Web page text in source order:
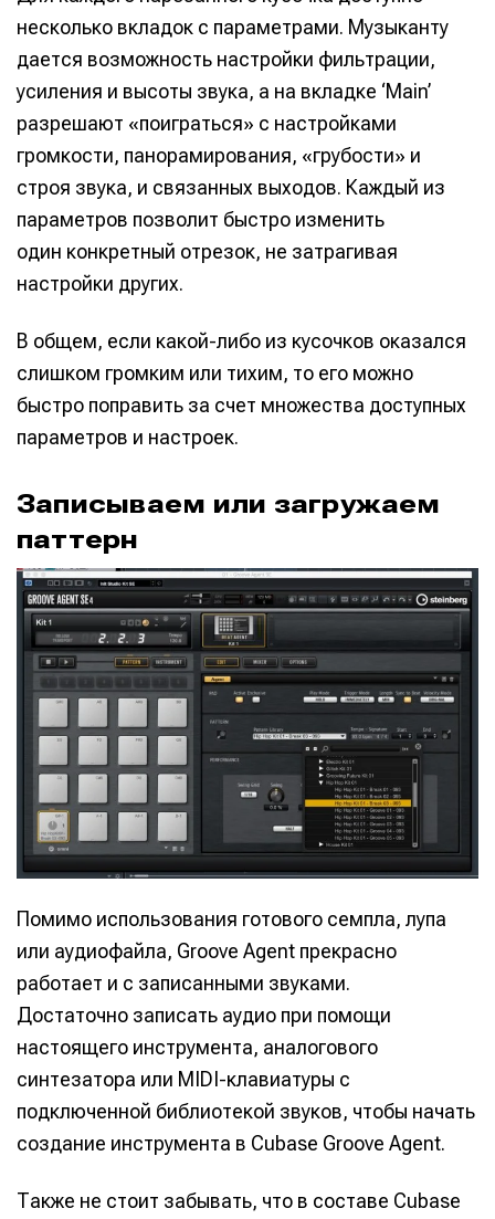
О проекте Реклама
Редакционная политика (в разработке)
Помощь проекту
О проекте Реклама
Редакционная политика (в разработке)
Помощь проекту
несколько вкладок с параметрами. Музыканту
дается возможность настройки фильтрации,
усиления и высоты звука, а на вкладке ‘Main’
разрешают «поиграться» с настройками
громкости, панорамирования, «грубости» и
строя звука, и связанных выходов. Каждый из
параметров позволит быстро изменить
один конкретный отрезок, не затрагивая
настройки других.
В общем, если какой-либо из кусочков оказался
слишком громким или тихим, то его можно
быстро поправить за счет множества доступных
параметров и настроек.
Записываем или загружаем
паттерн
Помимо использования готового семпла, лупа
или аудиофайла, Groove Agent прекрасно
работает и с записанными звуками.
Достаточно записать аудио при помощи
настоящего инструмента, аналогового
синтезатора или MIDI-клавиатуры с
подключенной библиотекой звуков, чтобы начать
создание инструмента в Cubase Groove Agent.
Также не стоит забывать, что в составе Cubase